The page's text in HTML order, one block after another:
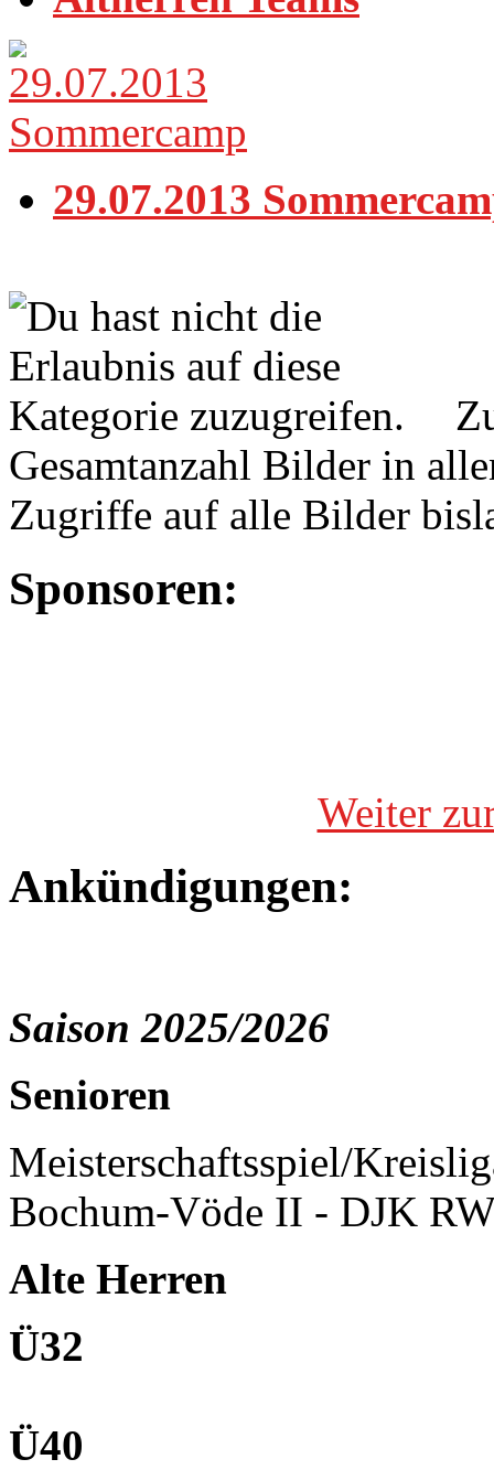
29.07.2013
Gesamtanzahl Bilder in
Zugriffe auf alle Bilder
Sponsoren:
Weiter
Ankündigungen:
Saison 2025/2026
Senioren
Meisterschaftsspiel/
Bochum-Vöde II - DJK
Alte Herren
Ü32
Ü40